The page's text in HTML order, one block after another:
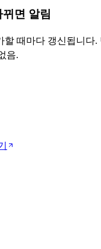
면 알림
할 때마다 갱신됩니다.
음.